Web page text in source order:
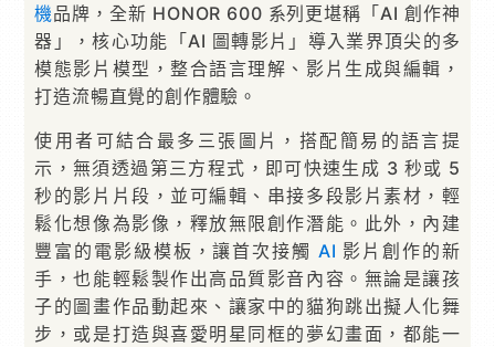
機品牌，全新 HONOR 600 系列更堪稱「AI 創作神
器」，核心功能「AI 圖轉影片」導入業界頂尖的多
模態影片模型，整合語言理解、影片生成與編輯，
打造流暢直覺的創作體驗。
使用者可結合最多三張圖片，搭配簡易的語言提
示，無須透過第三方程式，即可快速生成 3 秒或 5
秒的影片片段，並可編輯、串接多段影片素材，輕
鬆化想像為影像，釋放無限創作潛能。此外，內建
豐富的電影級模板，讓首次接觸 AI 影片創作的新
手，也能輕鬆製作出高品質影音內容。無論是讓孩
子的圖畫作品動起來、讓家中的貓狗跳出擬人化舞
步，或是打造與喜愛明星同框的夢幻畫面，都能一